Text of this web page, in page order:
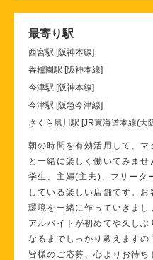
最寄り駅
西宮駅 [阪神本線]
香櫨園駅 [阪神本線]
今津駅 [阪神本線]
今津駅 [阪急今津線]
さくら夙川駅 [JR東海道本線(大
朝の時間を有効活用して、
と一緒に楽しく働いてみませ
学生、主婦(主夫)、フリータ
している楽しい店舗です。
環境を一緒に作っていきまし
アルバイトが初めてや久し
なるまでしっかり教えますの
皆様のご応募、心よりお待ち